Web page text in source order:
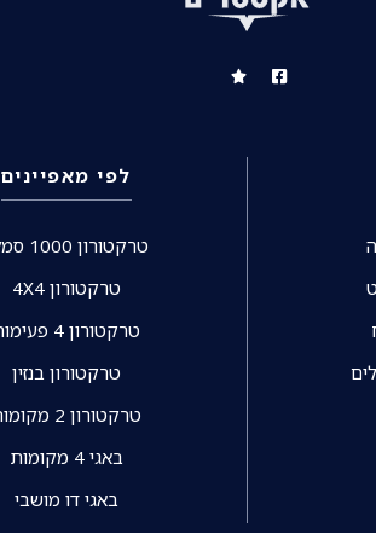
לפי מאפיינים
טרקטורון 1000 סמ״ק
טרקטורון 4X4
טרקטורון 4 פעימות
טרקטורון בנזין
טרקטורון 2 מקומות
באגי 4 מקומות
באגי דו מושבי